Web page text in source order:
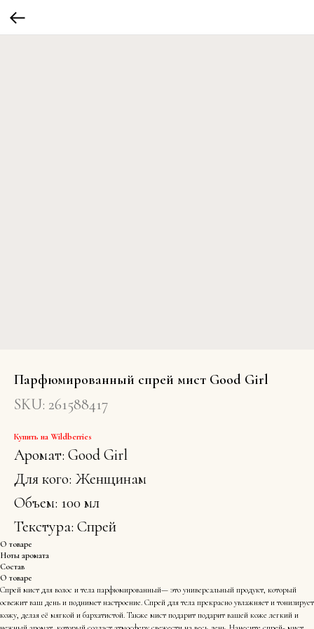
Парфюмированный спрей мист Good Girl
SKU: 261588417
Купить на Wildberries
Аромат: Good Girl
Для кого: Женщинам
Объем: 100 мл
Текстура: Спрей
О товаре
Ноты аромата
Состав
О товаре
Спрей мист для волос и тела парфюмированный— это универсальный продукт, который
освежит ваш день и поднимет настроение. Спрей для тела прекрасно увлажняет и тонизирует
кожу, делая её мягкой и бархатистой. Также мист подарит подарит вашей коже легкий и